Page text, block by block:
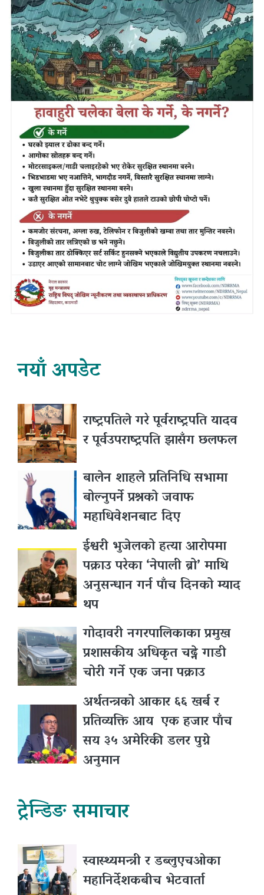
नयाँ अपडेट
राष्ट्रपतिले गरे पूर्वराष्ट्रपति यादव
र पूर्वउपराष्ट्रपति झासँग छलफल
बालेन शाहले प्रतिनिधि सभामा
बोल्नुपर्ने प्रश्नकाे जवाफ
महाधिवेशनबाट दिए
ईश्वरी भुजेलको हत्या आरोपमा
पक्राउ परेका ‘नेपाली ब्रो’ माथि
अनुसन्धान गर्न पाँच दिनको म्याद
थप
गोदावरी नगरपालिकाका प्रमुख
प्रशासकीय अधिकृत चढ्ने गाडी
चोरी गर्ने एक जना पक्राउ
अर्थतन्त्रको आकार ६६ खर्ब र
प्रतिव्यक्ति आय एक हजार पाँच
सय ३५ अमेरिकी डलर पुग्ने
अनुमान
ट्रेन्डिङ समाचार
स्वास्थ्यमन्त्री र डब्लुएचओका
महानिर्देशकबीच भेटवार्ता